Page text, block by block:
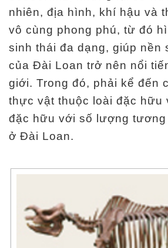
nhiên, địa hình, khí hậu và
vô cùng phong phú, từ đó
sinh thái đa dạng, giúp nền
của Đài Loan trở nên nổi
giới. Trong đó, phải kể đến
thực vật thuộc loài đặc hữu
đặc hữu với số lượng
ở Đài Loan.